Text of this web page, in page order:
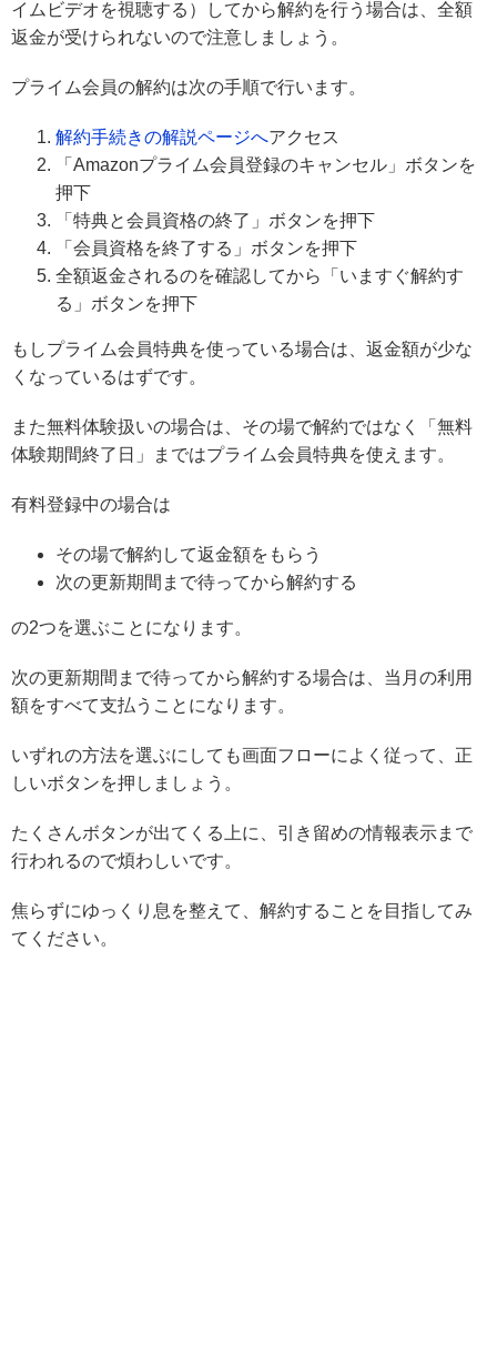
イムビデオを視聴する）してから解約を行う場合は、全額
返金が受けられないので注意しましょう。
プライム会員の解約は次の手順で行います。
解約手続きの解説ページへアクセス
「Amazonプライム会員登録のキャンセル」ボタンを
押下
「特典と会員資格の終了」ボタンを押下
「会員資格を終了する」ボタンを押下
全額返金されるのを確認してから「いますぐ解約す
る」ボタンを押下
もしプライム会員特典を使っている場合は、返金額が少な
くなっているはずです。
また無料体験扱いの場合は、その場で解約ではなく「無料
体験期間終了日」まではプライム会員特典を使えます。
有料登録中の場合は
その場で解約して返金額をもらう
次の更新期間まで待ってから解約する
の2つを選ぶことになります。
次の更新期間まで待ってから解約する場合は、当月の利用
額をすべて支払うことになります。
いずれの方法を選ぶにしても画面フローによく従って、正
しいボタンを押しましょう。
たくさんボタンが出てくる上に、引き留めの情報表示まで
行われるので煩わしいです。
焦らずにゆっくり息を整えて、解約することを目指してみ
てください。